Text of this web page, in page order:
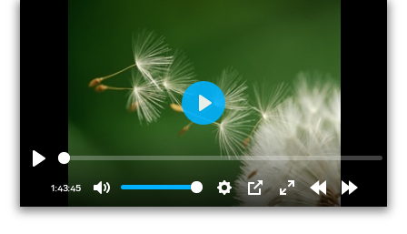
1:43:45
Mute Settings
PIP
EnterRewindForward
Play